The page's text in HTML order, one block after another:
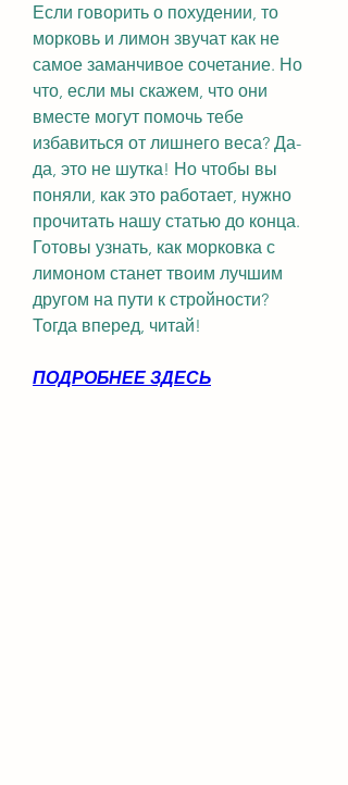
Если говорить о похудении, то
морковь и лимон звучат как не
самое заманчивое сочетание. Но
что, если мы скажем, что они
вместе могут помочь тебе
избавиться от лишнего веса? Да-
да, это не шутка! Но чтобы вы
поняли, как это работает, нужно
прочитать нашу статью до конца.
Готовы узнать, как морковка с
лимоном станет твоим лучшим
другом на пути к стройности?
Тогда вперед, читай!
ПОДРОБНЕЕ ЗДЕСЬ